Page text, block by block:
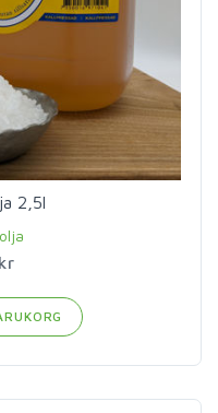
2,5l